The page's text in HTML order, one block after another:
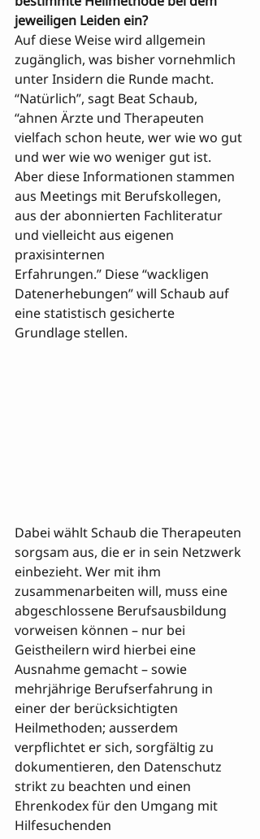
jeweiligen Leiden ein?
Auf diese Weise wird allgemein
zugänglich, was bisher vornehmlich
unter Insidern die Runde macht.
“Natürlich”, sagt Beat Schaub,
“ahnen Ärzte und Therapeuten
vielfach schon heute, wer wie wo gut
und wer wie wo weniger gut ist.
Aber diese Informationen stammen
aus Meetings mit Berufskollegen,
aus der abonnierten Fachliteratur
und vielleicht aus eigenen
praxisinternen
Erfahrungen.” Diese “wackligen
Datenerhebungen” will Schaub auf
eine statistisch gesicherte
Grundlage stellen.
Dabei wählt Schaub die Therapeuten
sorgsam aus, die er in sein Netzwerk
einbezieht. Wer mit ihm
zusammenarbeiten will, muss eine
abgeschlossene Berufsausbildung
vorweisen können – nur bei
Geistheilern wird hierbei eine
Ausnahme gemacht – sowie
mehrjährige Berufserfahrung in
einer der berücksichtigten
Heilmethoden; ausserdem
verpflichtet er sich, sorgfältig zu
dokumentieren, den Datenschutz
strikt zu beachten und einen
Ehrenkodex für den Umgang mit
Hilfesuchenden